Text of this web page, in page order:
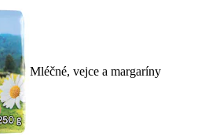
Mléčné, vejce a margaríny